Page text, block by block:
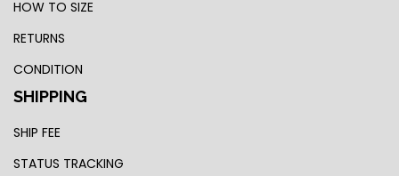
HOW TO SIZE
RETURNS
CONDITION
SHIPPING
SHIP FEE
STATUS TRACKING